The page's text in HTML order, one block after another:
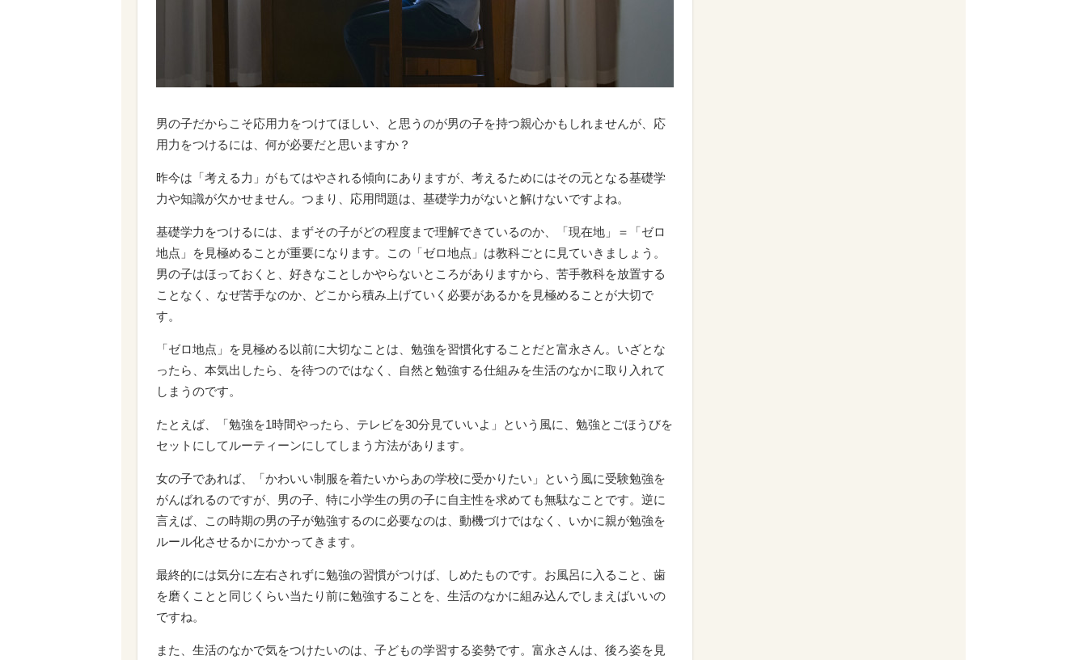
男の子だからこそ応用力をつけてほしい、と思うのが男の子を持つ親心かもしれませんが、応
用力をつけるには、何が必要だと思いますか？
昨今は「考える力」がもてはやされる傾向にありますが、考えるためにはその元となる基礎学
力や知識が欠かせません。つまり、応用問題は、基礎学力がないと解けないですよね。
基礎学力をつけるには、まずその子がどの程度まで理解できているのか、「現在地」＝「ゼロ
地点」を見極めることが重要になります。この「ゼロ地点」は教科ごとに見ていきましょう。
男の子はほっておくと、好きなことしかやらないところがありますから、苦手教科を放置する
ことなく、なぜ苦手なのか、どこから積み上げていく必要があるかを見極めることが大切で
す。
「ゼロ地点」を見極める以前に大切なことは、勉強を習慣化することだと富永さん。いざとな
ったら、本気出したら、を待つのではなく、自然と勉強する仕組みを生活のなかに取り入れて
しまうのです。
たとえば、「勉強を1時間やったら、テレビを30分見ていいよ」という風に、勉強とごほうびを
セットにしてルーティーンにしてしまう方法があります。
女の子であれば、「かわいい制服を着たいからあの学校に受かりたい」という風に受験勉強を
がんばれるのですが、男の子、特に小学生の男の子に自主性を求めても無駄なことです。逆に
言えば、この時期の男の子が勉強するのに必要なのは、動機づけではなく、いかに親が勉強を
ルール化させるかにかかってきます。
最終的には気分に左右されずに勉強の習慣がつけば、しめたものです。お風呂に入ること、歯
を磨くことと同じくらい当たり前に勉強することを、生活のなかに組み込んでしまえばいいの
ですね。
また、生活のなかで気をつけたいのは、子どもの学習する姿勢です。富永さんは、後ろ姿を見